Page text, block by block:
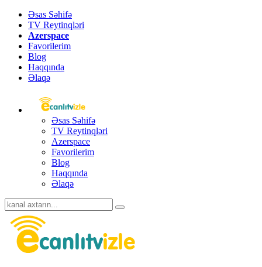
Əsas Səhifə
TV Reytinqləri
Azerspace
Favorilerim
Blog
Haqqında
Əlaqə
Əsas Səhifə
TV Reytinqləri
Azerspace
Favorilerim
Blog
Haqqında
Əlaqə